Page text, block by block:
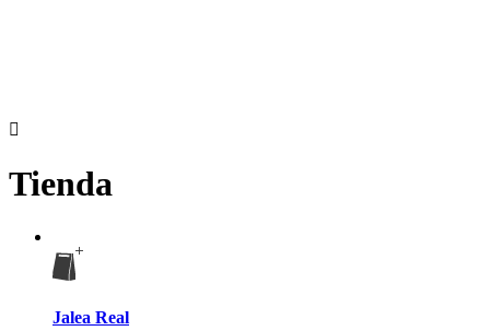
Tienda
Jalea Real